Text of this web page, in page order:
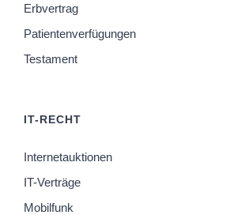
Erbvertrag
Patientenverfügungen
Testament
IT-RECHT
Internetauktionen
IT-Verträge
Mobilfunk